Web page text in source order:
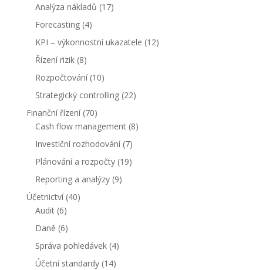
Analýza nákladů (17)
Forecasting(4)
KPI – výkonnostní ukazatele (12)
Řízení rizik(8)
Rozpočtování(10)
Strategický controlling(22)
Finanční řízení(70)
Cash flow management(8)
Investiční rozhodování(7)
Plánování a rozpočty(19)
Reporting a analýzy(9)
Účetnictví(40)
Audit(6)
Daně (6)
Správa pohledávek(4)
Účetní standardy(14)